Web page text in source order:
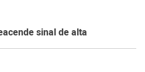
sinal de alta